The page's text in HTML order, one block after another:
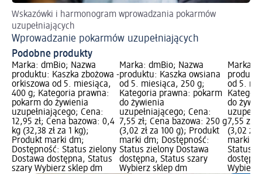
Wskazówki i harmonogram wprowadzania pokarmów
uzupełniających
Wprowadzanie pokarmów uzupełniających
Podobne produkty
Marka: dmBio; Nazwa
produktu: Kaszka zbożowa -
orkiszowa od 5. miesiąca,
400 g; Kategoria prawna:
pokarm do żywienia
uzupełniającego; Cena:
12,95 zł; Cena bazowa: 0,4
kg (32,38 zł za 1 kg);
Produkt marki dm;
Dostępność: Status zielony
Dostawa dostępna, Status
szary Wybierz sklep dm
Marka: dmBio; Nazwa
produktu: Kaszka owsiana
od 5. miesiąca, 250 g;
Kategoria prawna: pokarm
do żywienia
uzupełniającego; Cena:
7,55 zł; Cena bazowa: 250 g
(3,02 zł za 100 g); Produkt
marki dm; Dostępność:
Status zielony Dostawa
dostępna, Status szary
Wybierz sklep dm
Marka:
od 5.
do
7,55 zł;
(3,02 zł
marki
Status
Wybierz